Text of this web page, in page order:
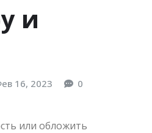
и
16, 2023 0
или обложить